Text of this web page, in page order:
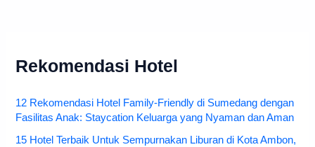
Rekomendasi Hotel
12 Rekomendasi Hotel Family-Friendly di Sumedang dengan
Fasilitas Anak: Staycation Keluarga yang Nyaman dan Aman
15 Hotel Terbaik Untuk Sempurnakan Liburan di Kota Ambon,